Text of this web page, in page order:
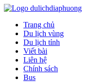
Trang chủ
Du lịch vùng
Du lịch tỉnh
Viết bài
Liên hệ
Chính sách
Bus